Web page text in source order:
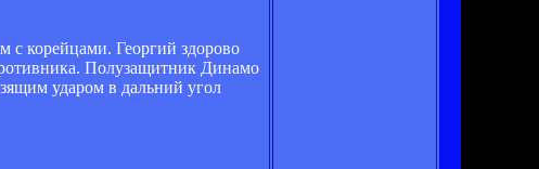
корейцами. Георгий здорово
Полузащитник Динамо
ударом в дальний угол